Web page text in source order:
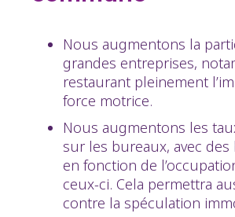
Nous augmentons la
grandes entreprises,
restaurant pleinement
force motrice.
Nous augmentons les
sur les bureaux, avec
en fonction de
ceux-ci. Cela permettra
contre la spéculation